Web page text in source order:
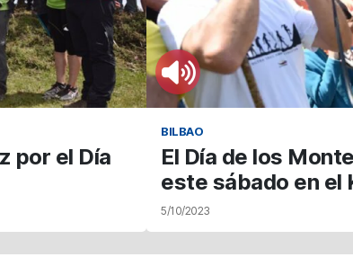
por el Día
BILBAO
El Día de los
este sábado en el
5/10/2023